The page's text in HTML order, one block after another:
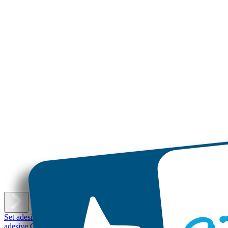
Set adesivi con nome Etichette adesive piccole Etichette adesive
adesive Grandi
Etichette per scarpe